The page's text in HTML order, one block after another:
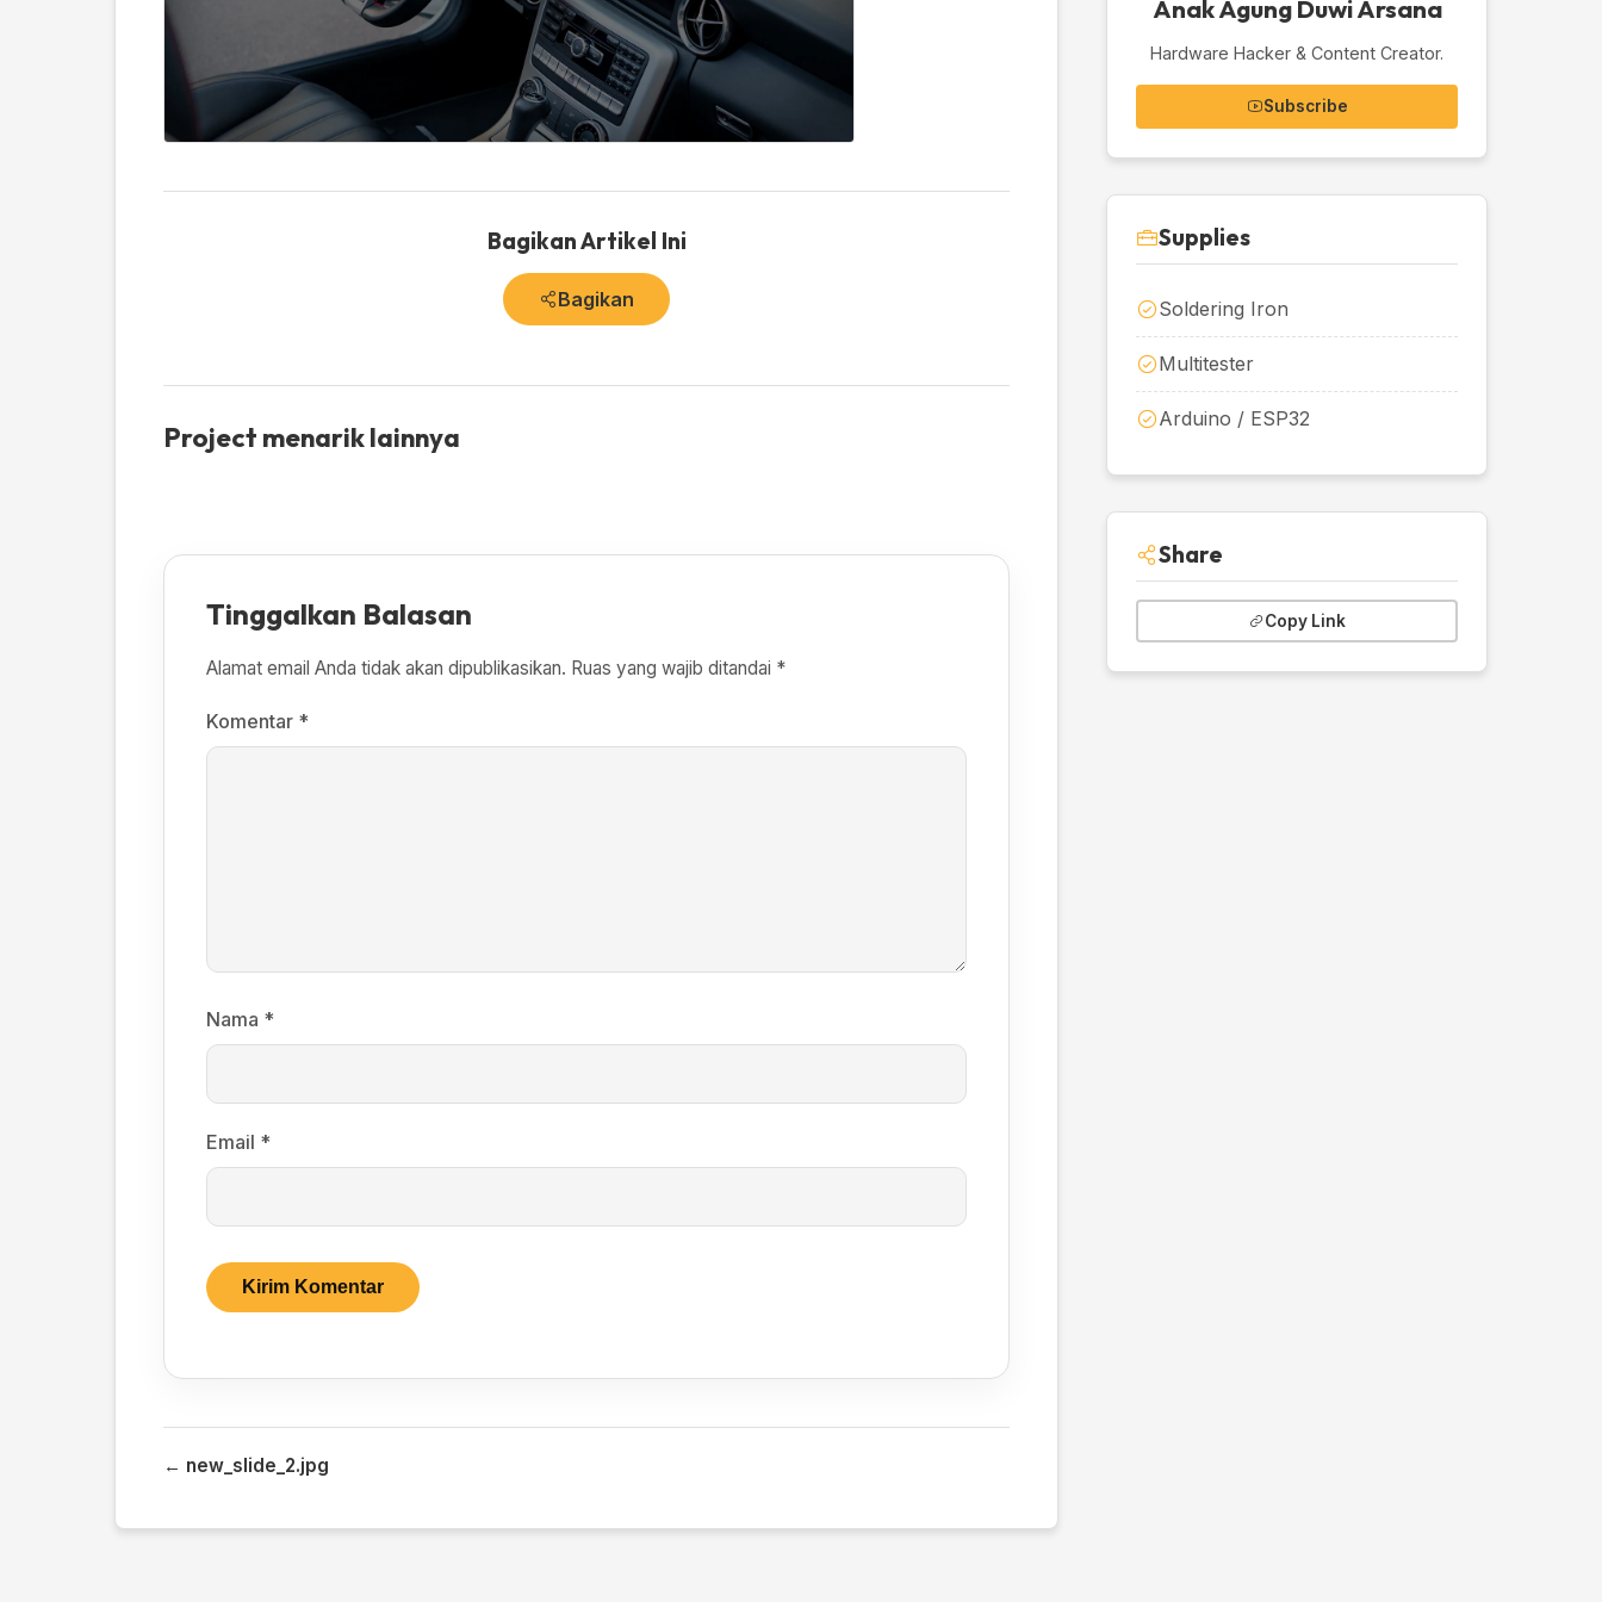
Bagikan Artikel Ini
Bagikan
Project menarik lainnya
Tinggalkan Balasan
Alamat email Anda tidak akan dipublikasikan. Ruas yang wajib ditandai *
Komentar *
Nama *
Email *
← new_slide_2.jpg
Anak Agung Duwi Arsana
Hardware Hacker & Content Creator.
Subscribe
Supplies
Soldering Iron
Multitester
Arduino / ESP32
Share
Copy Link